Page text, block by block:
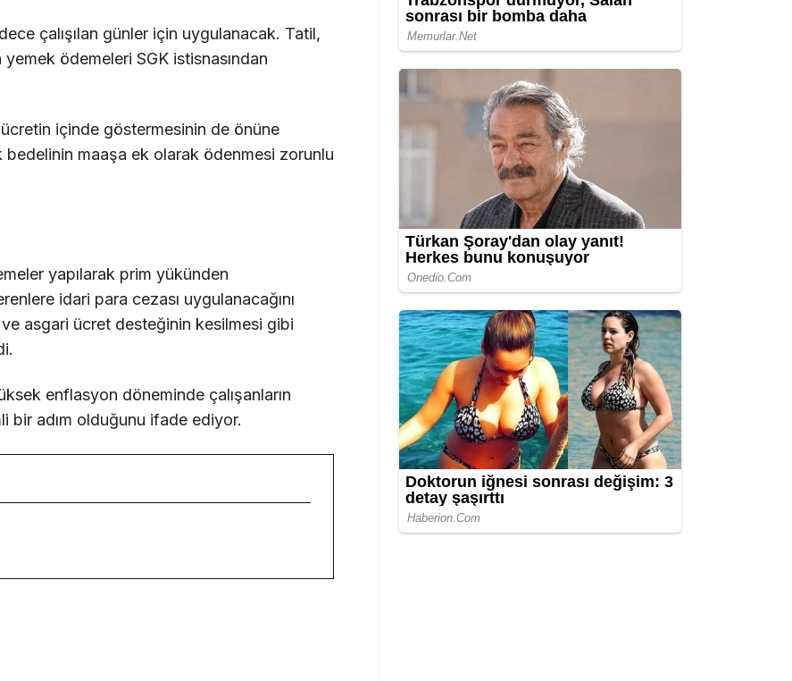
çalışılan günler için uygulanacak. Tatil,
ödemeleri SGK istisnasından
içinde göstermesinin de önüne
maaşa ek olarak ödenmesi zorunlu
yapılarak prim yükünden
idari para cezası uygulanacağını
ve asgari ücret desteğinin kesilmesi gibi
enflasyon döneminde çalışanların
bir adım olduğunu ifade ediyor.